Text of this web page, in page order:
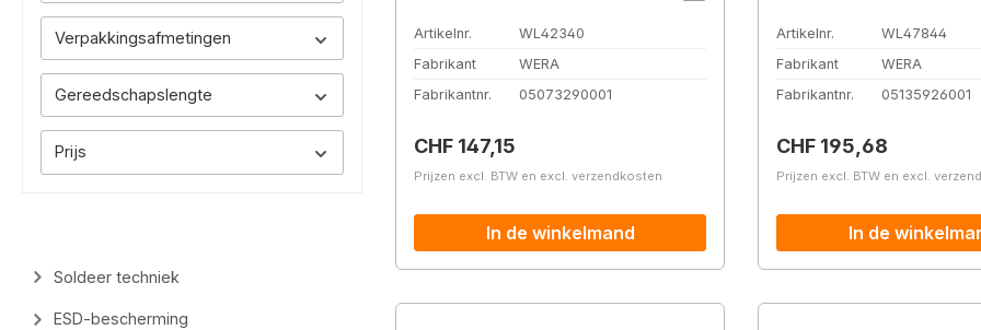
Verpakkingsafmetingen
Gereedschapslengte
Prijs
Soldeer techniek
ESD-bescherming
Artikelnr.
WL42340
Fabrikant
WERA
Fabrikantnr.
05073290001
Normale prijs:
CHF 147,15
Prijzen excl. BTW en excl. verzendkosten
In de winkelmand
Artikelnr.
WL47844
Fabrikant
WERA
Fabrikantnr.
05135926001
Normale prijs:
CHF 195,68
Prijzen excl. BTW en excl.
In de